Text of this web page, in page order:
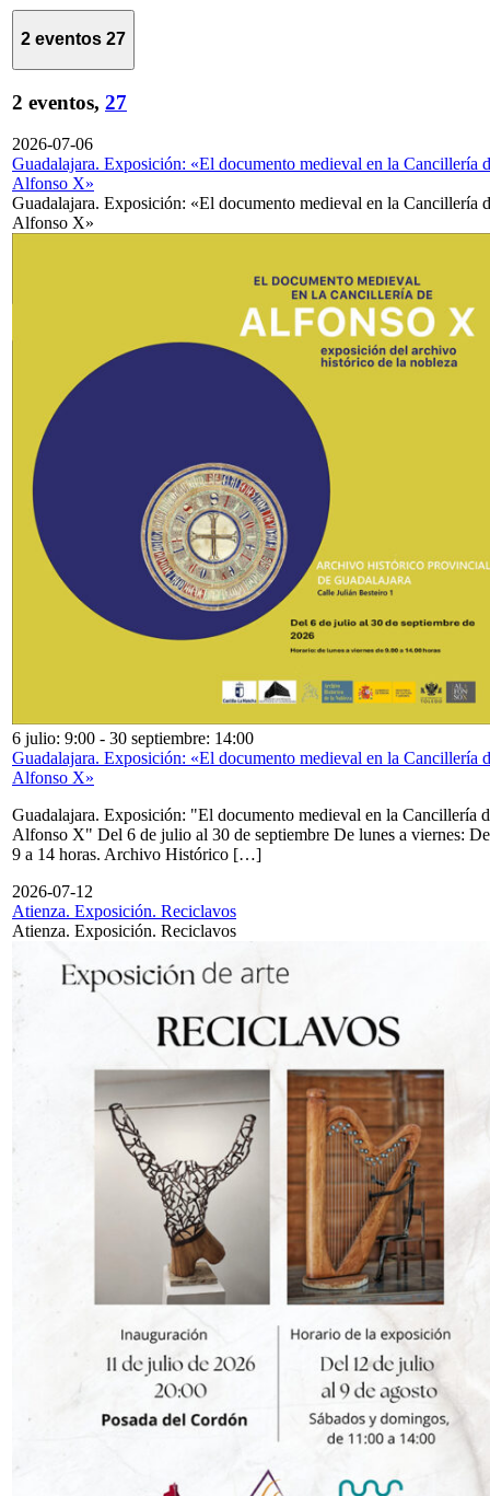
2 eventos 27
2 eventos, 27
2026-07-06
Guadalajara. Exposición: «El documento medieval en la Cancillería
Alfonso X»
Guadalajara. Exposición: «El documento medieval en la Cancillería
Alfonso X»
6 julio: 9:00 - 30 septiembre: 14:00
Guadalajara. Exposición: «El documento medieval en la Cancillería
Alfonso X»
Guadalajara. Exposición: "El documento medieval en la Cancillería
Alfonso X" Del 6 de julio al 30 de septiembre De lunes a viernes: De
9 a 14 horas. Archivo Histórico […]
2026-07-12
Atienza. Exposición. Reciclavos
Atienza. Exposición. Reciclavos